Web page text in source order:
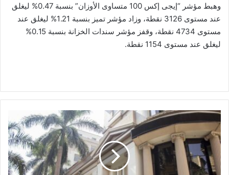
وهبط مؤشر “إيجى إكس 100 متساوى الأوزان” بنسبة 0.47% ليغلق
عند مستوى 3126 نقطة، وزاد مؤشر تميز بنسبة 1.21% ليغلق عند
مستوى 4734 نقطة، وقفز مؤشر سندات الخزانة بنسبة 0.15%
ليغلق عند مستوى 1154 نقطة.
اليوم..
عطلة
رسمية
بالبنوك
والبورصة
المصرية